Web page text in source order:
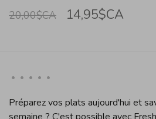
20,00$CA 14,95$CA
• • • • •
Préparez vos plats aujourd'hui et